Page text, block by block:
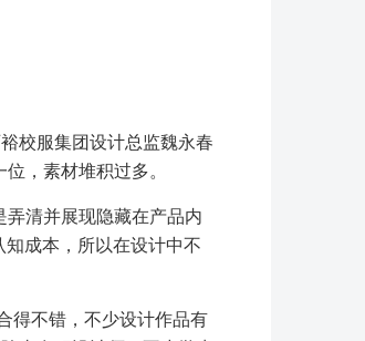
校服集团设计总监魏永春
，素材堆积过多。
清并展现隐藏在产品内
知成本，所以在设计中不
得不错，不少设计作品有